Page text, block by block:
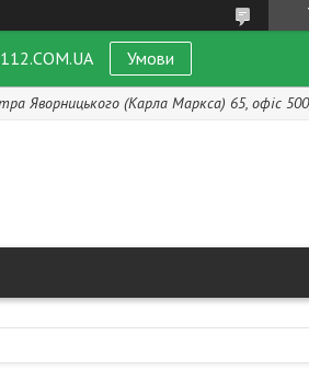
Умови
Яворницького (Карла Маркса) 65, офіс